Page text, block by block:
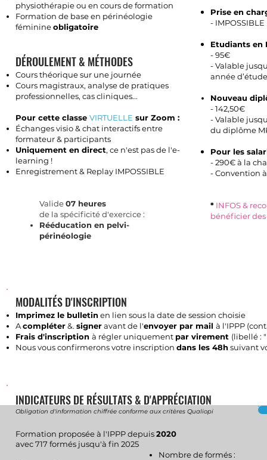
physiothérapie ou en cours de formation​
Formation de base en périnéologie
féminineobligatoire
DÉROULEMENT & MÉTHODES
Cours théorique sur une journée
Cours magistraux, analyse de pratiques
professionnelles, cas cliniques...
Pour cette classe VIRTUELLE sur Zoom :
Échanges visio & chat interactifs entre
formateur & participants
Uniquement en direct, ce n'est pas de l'e-
learning !
Enregistrement & Replay IMPOSSIBLE
Valide07 heures
de la spécificité d'exercice :
Rééducation en pelvi-
périnéologie
Prise en
- IMPOSSIBLE
Etudiants en
-95€
-Valable
année
Nouveau
- 142,50€
- Valable
du diplôme
Pour les
- 290€ à la
- Convention
* INFOS &
bénéficier
MODALITÉS D'INSCRIPTION
Imprimez le bulletinen lien sous la date de session choisie
Acompléter&. signeravant de l'envoyer par mail à l'IPPP (
Frais d'inscription à régler uniquement par virement (libellé :
Nous vous confirmerons votre inscription dans les 48hsuivant
INDICATEURS DE RÉSULTATS & D'APPRÉCIATION
Obligation d'information chiffrée conforme aux critères Qualiopi
Formation proposée à l'IPPP depuis2020
avec 717 formés jusqu'à fin 2025
Nombre de formés :